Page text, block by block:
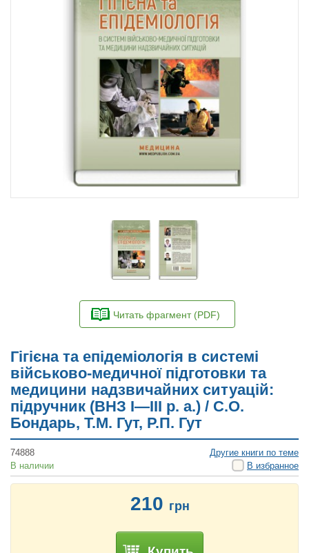
Читать фрагмент (PDF)
Гігієна та епідеміологія в системі
військово-медичної підготовки та
медицини надзвичайних ситуацій:
підручник (ВНЗ І—ІІІ р. а.) / С.О.
Бондарь, Т.М. Гут, Р.П. Гут
74888
Другие книги по теме
В наличии
В избранное
210 грн